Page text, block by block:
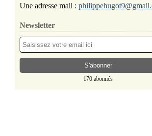
Une adresse mail :
Newsletter
170 abonnés